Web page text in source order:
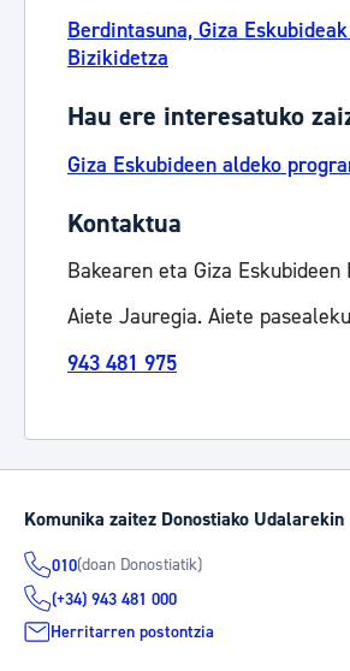
Berdintasuna, Giza
Bizikidetza
Hau ere interesatuko
Giza Eskubideen aldeko
Kontaktua
Bakearen eta Giza Eskubideen
Aiete Jauregia. Aiete
943 481 975
Komunika zaitez Donostiako Udalarekin
010(doan Donostiatik)
(+34) 943 481 000
Herritarren postontzia